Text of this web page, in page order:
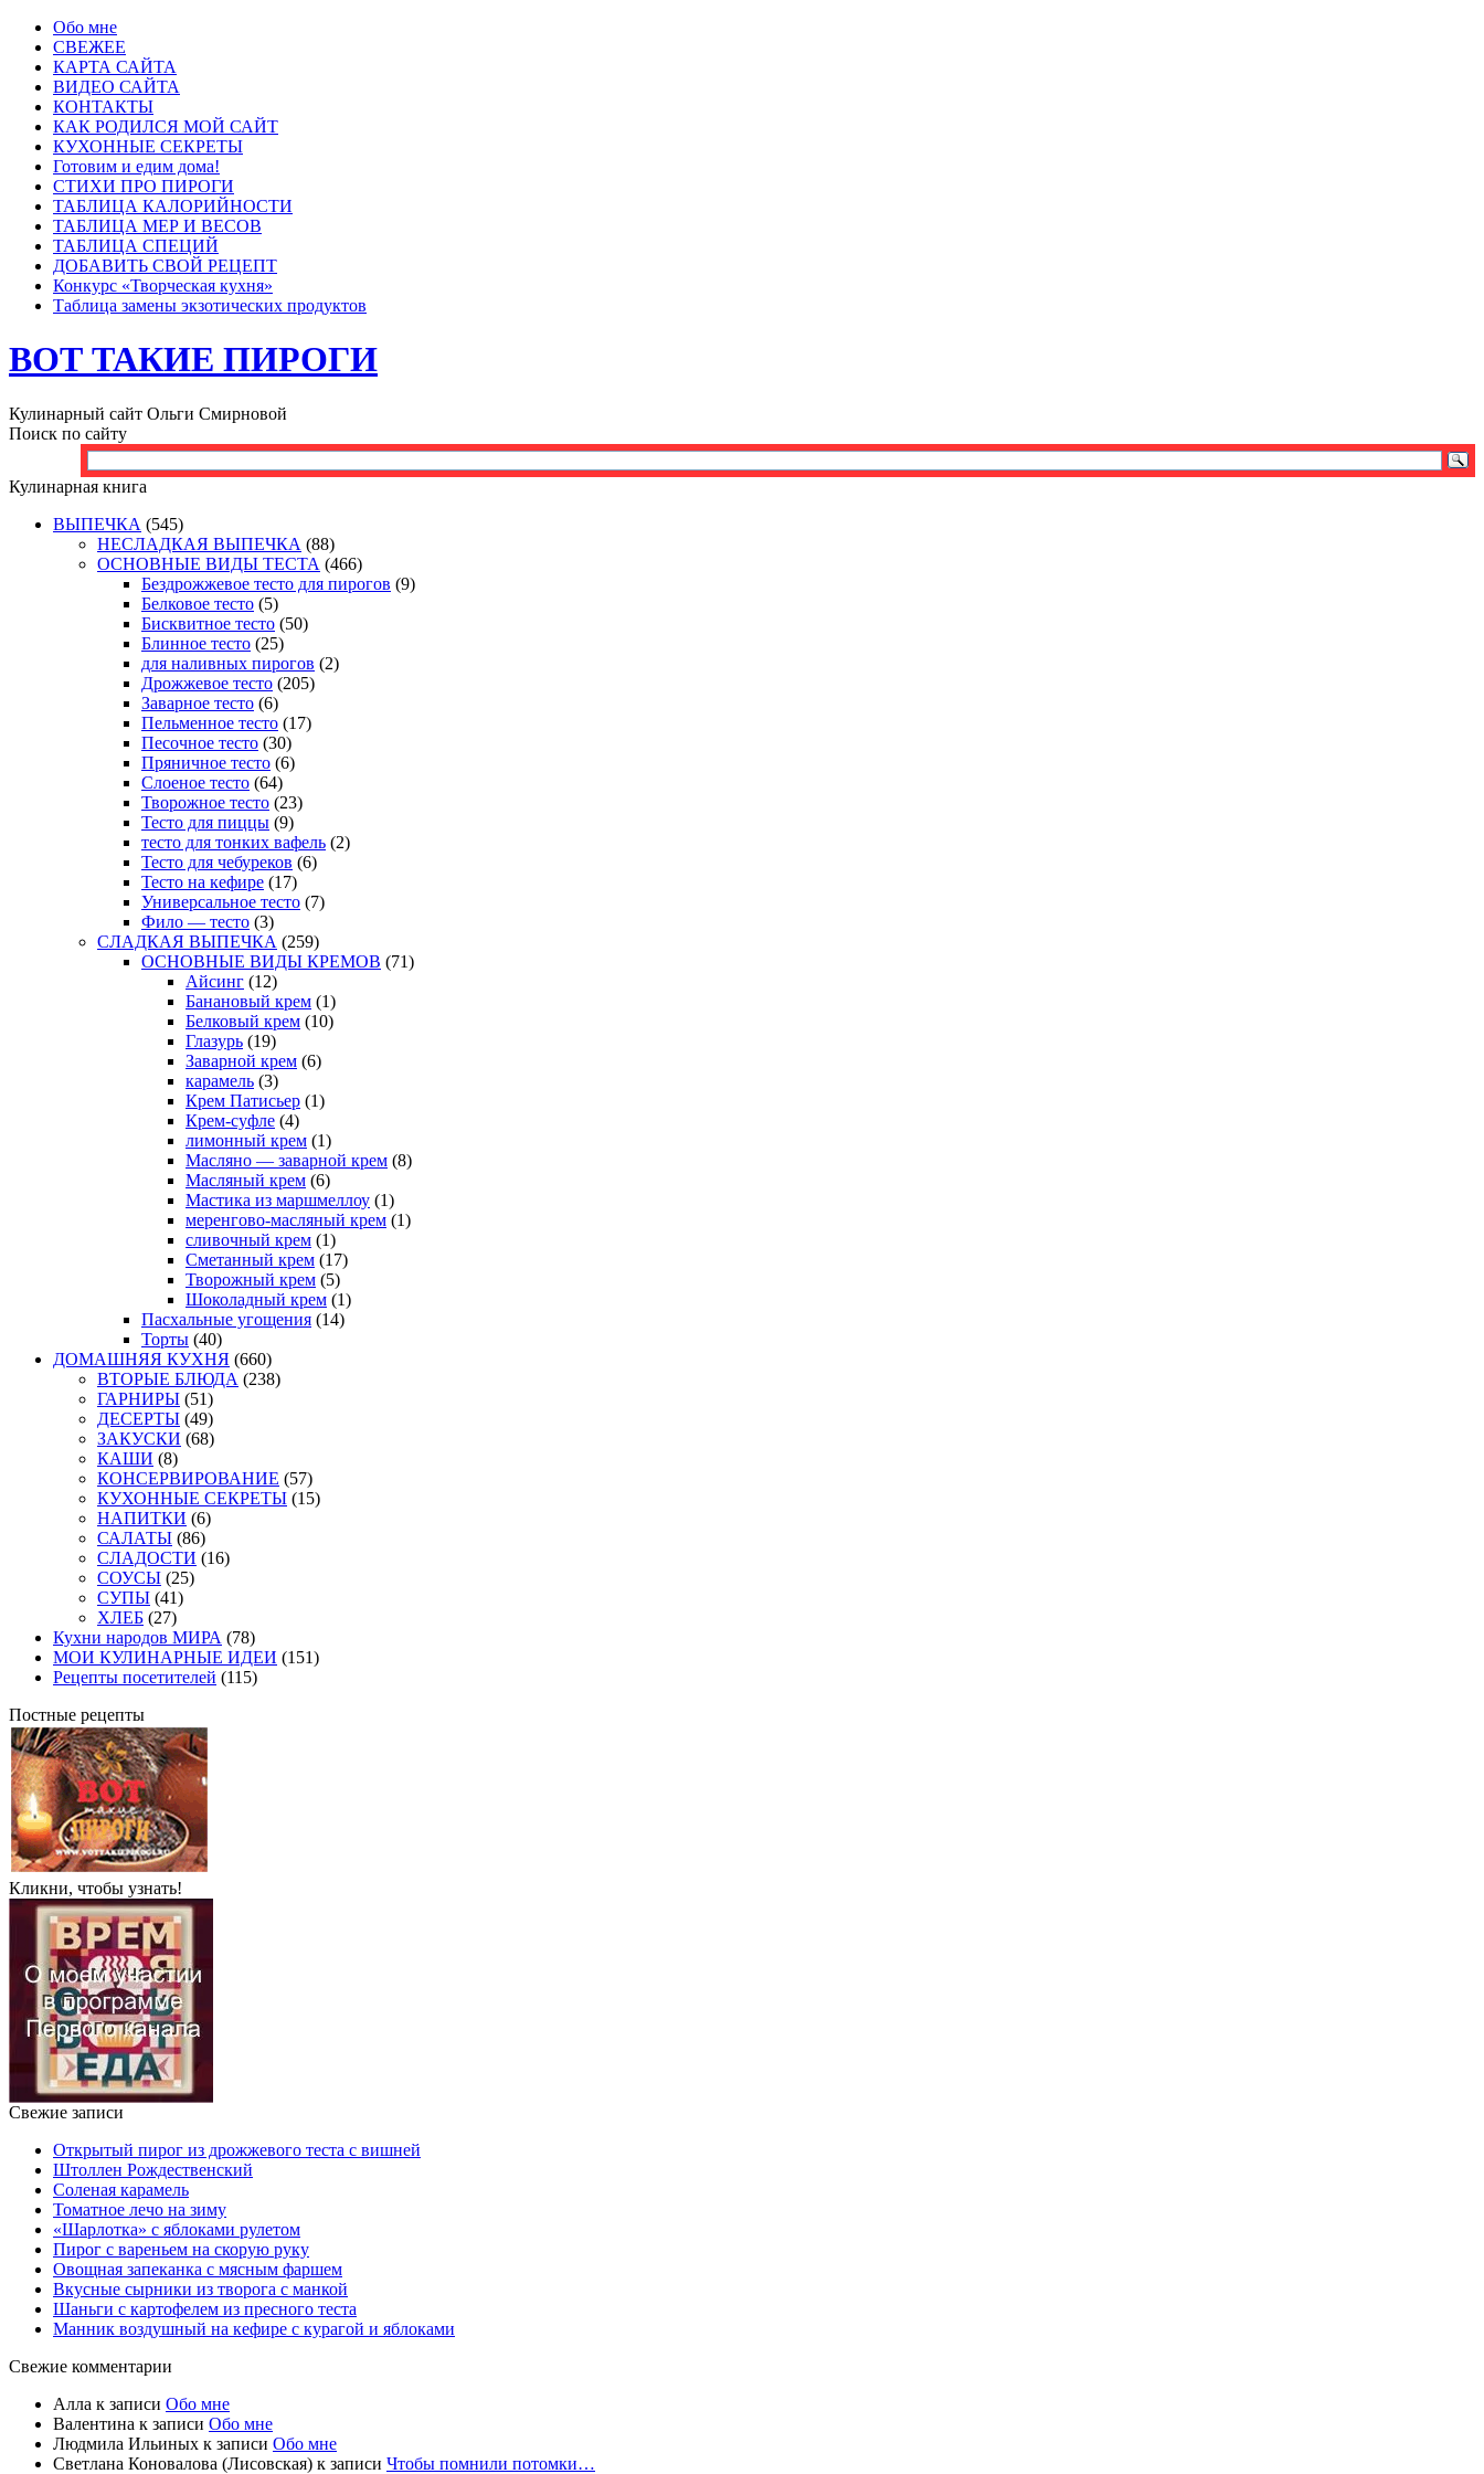
Обо мне
СВЕЖЕЕ
КАРТА САЙТА
ВИДЕО САЙТА
КОНТАКТЫ
КАК РОДИЛСЯ МОЙ САЙТ
КУХОННЫЕ СЕКРЕТЫ
Готовим и едим дома!
СТИХИ ПРО ПИРОГИ
ТАБЛИЦА КАЛОРИЙНОСТИ
ТАБЛИЦА МЕР И ВЕСОВ
ТАБЛИЦА СПЕЦИЙ
ДОБАВИТЬ СВОЙ РЕЦЕПТ
Конкурс «Творческая кухня»
Таблица замены экзотических продуктов
ВОТ ТАКИЕ ПИРОГИ
Кулинарный сайт Ольги Смирновой
Поиск по сайту
Кулинарная книга
ВЫПЕЧКА (545)
НЕСЛАДКАЯ ВЫПЕЧКА (88)
ОСНОВНЫЕ ВИДЫ ТЕСТА (466)
Бездрожжевое тесто для пирогов (9)
Белковое тесто (5)
Бисквитное тесто (50)
Блинное тесто (25)
для наливных пирогов (2)
Дрожжевое тесто (205)
Заварное тесто (6)
Пельменное тесто (17)
Песочное тесто (30)
Пряничное тесто (6)
Слоеное тесто (64)
Творожное тесто (23)
Тесто для пиццы (9)
тесто для тонких вафель (2)
Тесто для чебуреков (6)
Тесто на кефире (17)
Универсальное тесто (7)
Фило — тесто (3)
СЛАДКАЯ ВЫПЕЧКА (259)
ОСНОВНЫЕ ВИДЫ КРЕМОВ (71)
Айсинг (12)
Банановый крем (1)
Белковый крем (10)
Глазурь (19)
Заварной крем (6)
карамель (3)
Крем Патисьер (1)
Крем-суфле (4)
лимонный крем (1)
Масляно — заварной крем (8)
Масляный крем (6)
Мастика из маршмеллоу (1)
меренгово-масляный крем (1)
сливочный крем (1)
Сметанный крем (17)
Творожный крем (5)
Шоколадный крем (1)
Пасхальные угощения (14)
Торты (40)
ДОМАШНЯЯ КУХНЯ (660)
ВТОРЫЕ БЛЮДА (238)
ГАРНИРЫ (51)
ДЕСЕРТЫ (49)
ЗАКУСКИ (68)
КАШИ (8)
КОНСЕРВИРОВАНИЕ (57)
КУХОННЫЕ СЕКРЕТЫ (15)
НАПИТКИ (6)
САЛАТЫ (86)
СЛАДОСТИ (16)
СОУСЫ (25)
СУПЫ (41)
ХЛЕБ (27)
Кухни народов МИРА (78)
МОИ КУЛИНАРНЫЕ ИДЕИ (151)
Рецепты посетителей (115)
Постные рецепты
Кликни, чтобы узнать!
Свежие записи
Открытый пирог из дрожжевого теста с вишней
Штоллен Рождественский
Соленая карамель
Томатное лечо на зиму
«Шарлотка» с яблоками рулетом
Пирог с вареньем на скорую руку
Овощная запеканка с мясным фаршем
Вкусные сырники из творога с манкой
Шаньги с картофелем из пресного теста
Манник воздушный на кефире с курагой и яблоками
Свежие комментарии
Алла к записи Обо мне
Валентина к записи Обо мне
Людмила Ильиных к записи Обо мне
Светлана Коновалова (Лисовская) к записи Чтобы помнили потомки…